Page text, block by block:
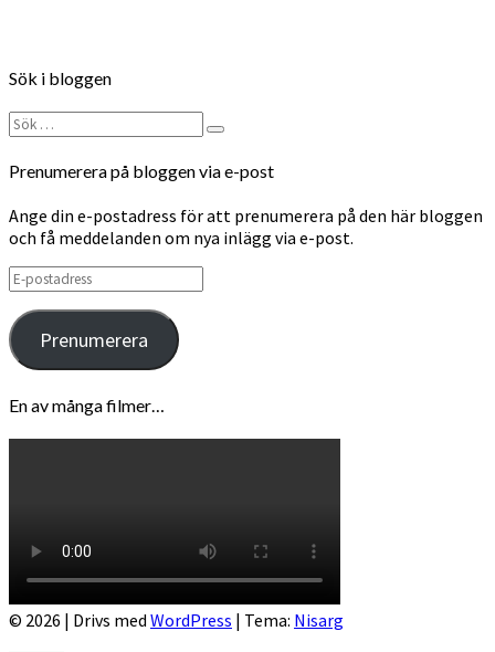
Sök i bloggen
Sök
efter:
Sök
Prenumerera på bloggen via e-post
Ange din e-postadress för att prenumerera på den här bloggen
och få meddelanden om nya inlägg via e-post.
E-
postadress
Prenumerera
En av många filmer…
© 2026 | Drivs med WordPress | Tema: Nisarg